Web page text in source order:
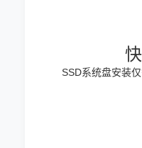
SSD系统盘安装